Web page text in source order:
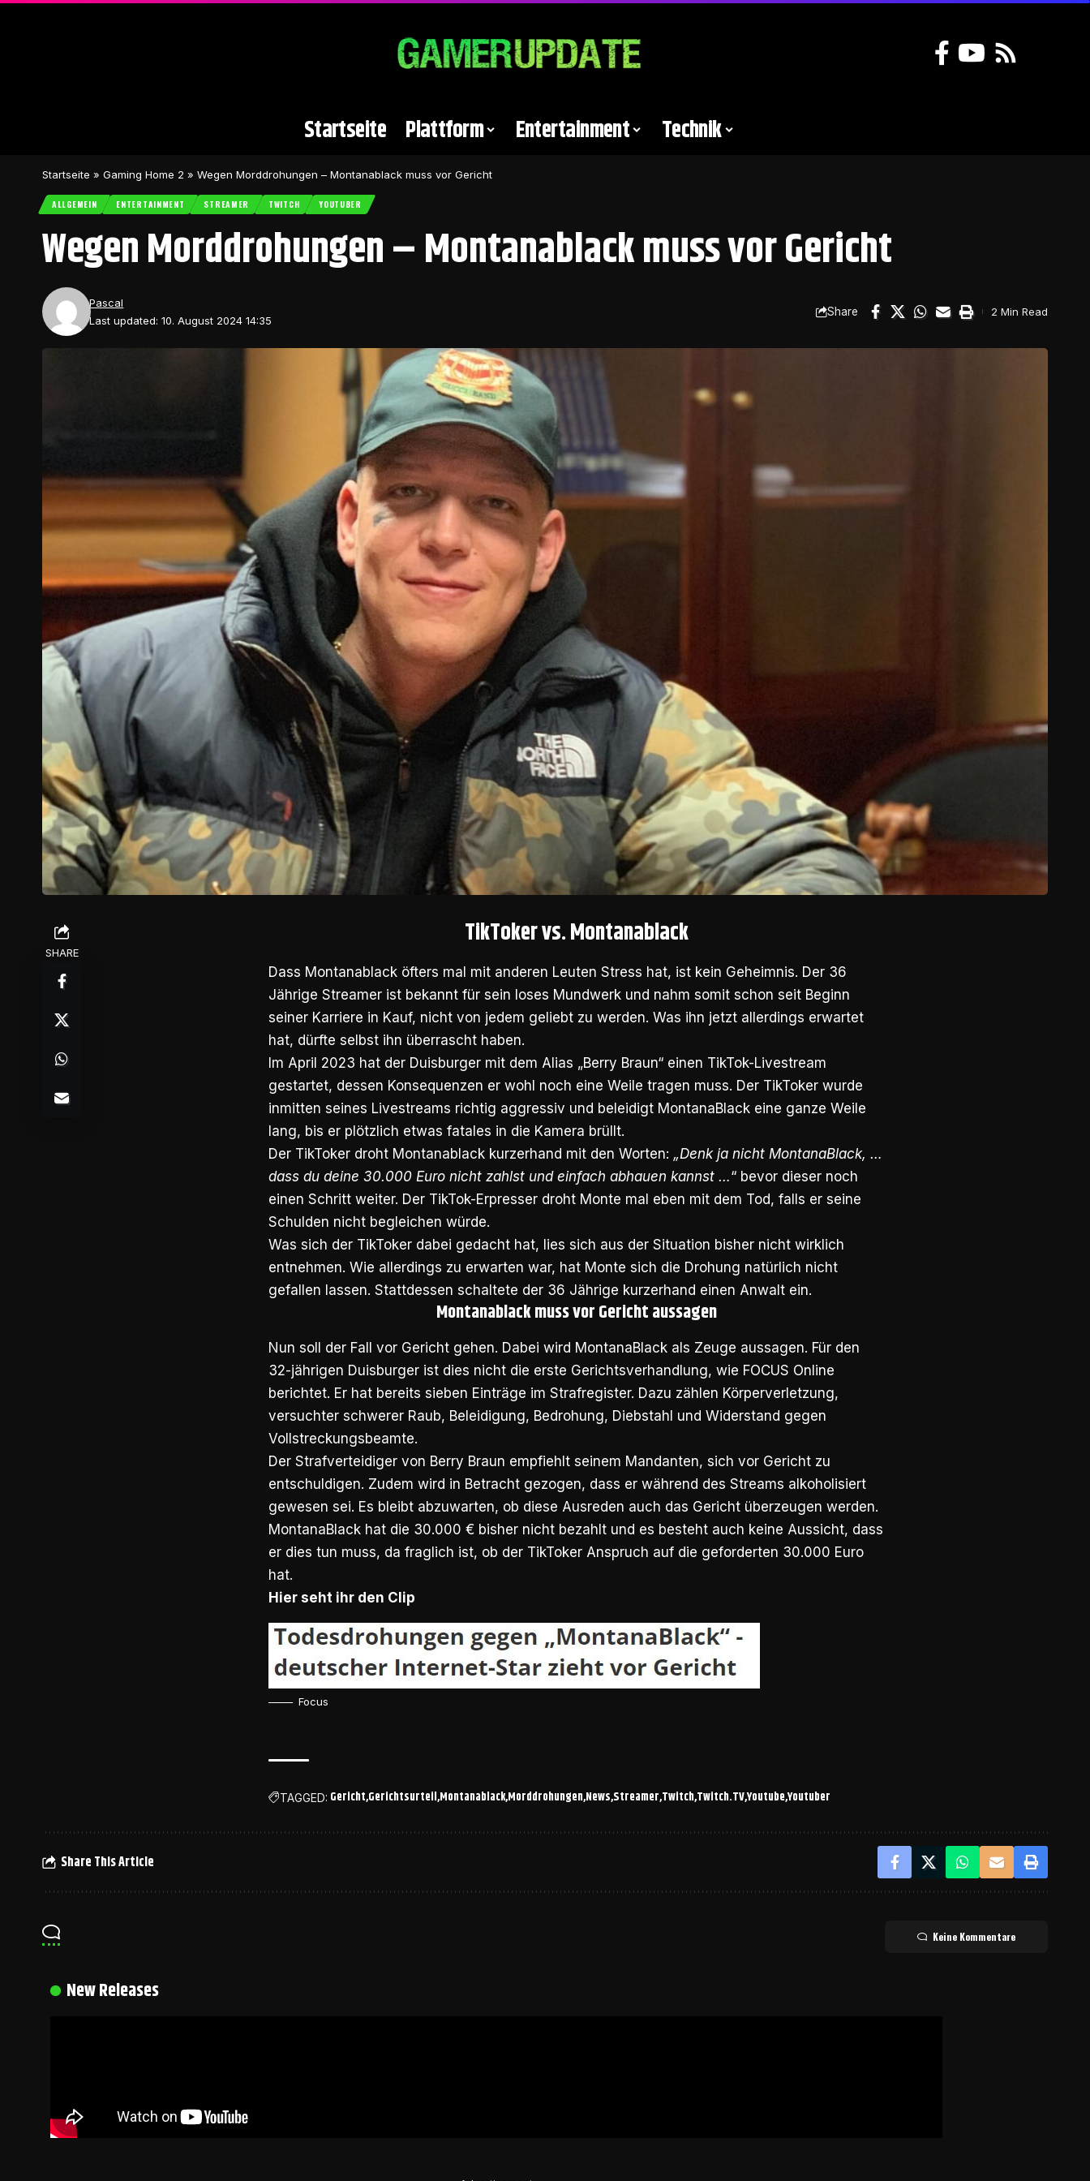
Startseite Plattform Entertainment Technik
Startseite » Gaming Home 2 » Wegen Morddrohungen – Montanablack muss vor Gericht
ALLGEMEIN ENTERTAINMENT STREAMER TWITCH YOUTUBER
Wegen Morddrohungen – Montanablack muss vor Gericht
Last updated: 10. August 2024 14:35
Pascal
Share 2 Min Read
SHARE
TikToker vs. Montanablack
Dass Montanablack öfters mal mit anderen Leuten Stress hat, ist kein Geheimnis. Der 36
Jährige Streamer ist bekannt für sein loses Mundwerk und nahm somit schon seit Beginn
seiner Karriere in Kauf, nicht von jedem geliebt zu werden. Was ihn jetzt allerdings erwartet
hat, dürfte selbst ihn überrascht haben.
Im April 2023 hat der Duisburger mit dem Alias „Berry Braun“ einen TikTok-Livestream
gestartet, dessen Konsequenzen er wohl noch eine Weile tragen muss. Der TikToker wurde
inmitten seines Livestreams richtig aggressiv und beleidigt MontanaBlack eine ganze Weile
lang, bis er plötzlich etwas fatales in die Kamera brüllt.
Der TikToker droht Montanablack kurzerhand mit den Worten: „Denk ja nicht MontanaBlack, …
dass du deine 30.000 Euro nicht zahlst und einfach abhauen kannst …“ bevor dieser noch
einen Schritt weiter. Der TikTok-Erpresser droht Monte mal eben mit dem Tod, falls er seine
Schulden nicht begleichen würde.
Was sich der TikToker dabei gedacht hat, lies sich aus der Situation bisher nicht wirklich
entnehmen. Wie allerdings zu erwarten war, hat Monte sich die Drohung natürlich nicht
gefallen lassen. Stattdessen schaltete der 36 Jährige kurzerhand einen Anwalt ein.
Montanablack muss vor Gericht aussagen
Nun soll der Fall vor Gericht gehen. Dabei wird MontanaBlack als Zeuge aussagen. Für den
32-jährigen Duisburger ist dies nicht die erste Gerichtsverhandlung, wie FOCUS Online
berichtet. Er hat bereits sieben Einträge im Strafregister. Dazu zählen Körperverletzung,
versuchter schwerer Raub, Beleidigung, Bedrohung, Diebstahl und Widerstand gegen
Vollstreckungsbeamte.
Der Strafverteidiger von Berry Braun empfiehlt seinem Mandanten, sich vor Gericht zu
entschuldigen. Zudem wird in Betracht gezogen, dass er während des Streams alkoholisiert
gewesen sei. Es bleibt abzuwarten, ob diese Ausreden auch das Gericht überzeugen werden.
MontanaBlack hat die 30.000 € bisher nicht bezahlt und es besteht auch keine Aussicht, dass
er dies tun muss, da fraglich ist, ob der TikToker Anspruch auf die geforderten 30.000 Euro
hat.
Hier seht ihr den Clip
Focus
TAGGED: Gericht Gerichtsurteil MontanablackMorddrohungen News Streamer Twitch Twitch.TVYoutubeYoutuber
Share This Article
Keine Kommentare
New Releases